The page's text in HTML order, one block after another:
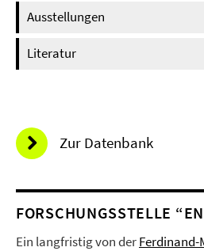
Ausstellungen
Literatur
Zur Datenbank
FORSCHUNGSSTELLE
Ein langfristig von der